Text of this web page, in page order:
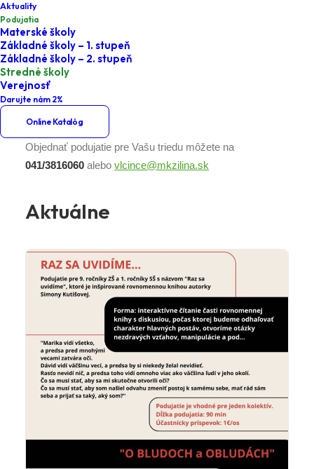
Aktuality
Podujatia
Materské školy
Základné školy – 1. stupeň
Základné školy – 2. stupeň
Stredné školy
Verejnosť
Darujte nám 2%
Online Katalóg
V rámci štúdia na strednej škole môže byť knižnica
priestorom pre podnetnú diskusiu na rôzne nie iba
literárne témy. Príďte to vyskúšať aj s Vašou triedou.
Účasťou na podujatí návštevník súhlasí s tvorbou a
zverejnením obrazového záznamu na prezentačné účely.
Viac informácií
Objednať podujatie pre Vašu triedu môžete na
041/3816060 alebo vlcince@mkzilina.sk
Aktuálne